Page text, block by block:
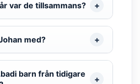
var de tillsammans?
med?
barn från tidigare